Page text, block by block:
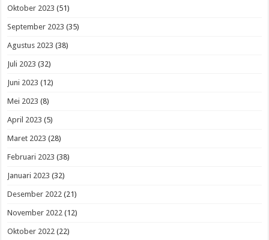
Oktober 2023 (51)
September 2023 (35)
Agustus 2023 (38)
Juli 2023 (32)
Juni 2023 (12)
Mei 2023 (8)
April 2023 (5)
Maret 2023 (28)
Februari 2023 (38)
Januari 2023 (32)
Desember 2022 (21)
November 2022 (12)
Oktober 2022 (22)